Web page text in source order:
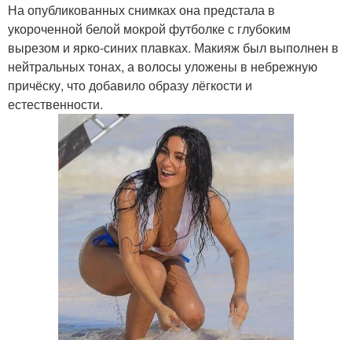
На опубликованных снимках она предстала в
укороченной белой мокрой футболке с глубоким
вырезом и ярко-синих плавках. Макияж был выполнен в
нейтральных тонах, а волосы уложены в небрежную
причёску, что добавило образу лёгкости и
естественности.